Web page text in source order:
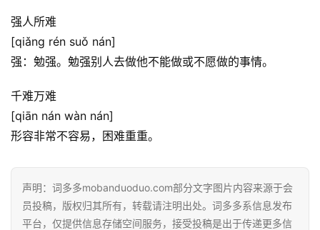
好
词
句
经
词
强人所难
[qiǎng rén suǒ nán]
强：勉强。勉强别人去做他不能做或不愿做的事情。
千难万难
[qiān nán wàn nán]
形容非常不容易，困难重重。
声明：词多多mobanduoduo.com部分文字图片内容来源于会
员投稿，版权归其所有，转载请注明出处。词多多系信息发布
平台，仅提供信息存储空间服务，接受投稿是出于传递更多信